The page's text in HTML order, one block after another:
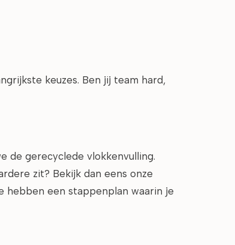
keuzes. Ben jij team hard,
de gerecyclede vlokkenvulling.
zit? Bekijk dan eens onze
hebben een stappenplan waarin je